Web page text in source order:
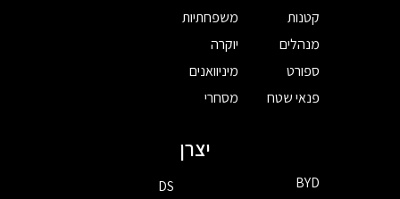
קטנות
מנהלים
ספורט
פנאי שטח
משפחתיות
יוקרה
מיניוואנים
מסחרי
יצרן
BYD
DS